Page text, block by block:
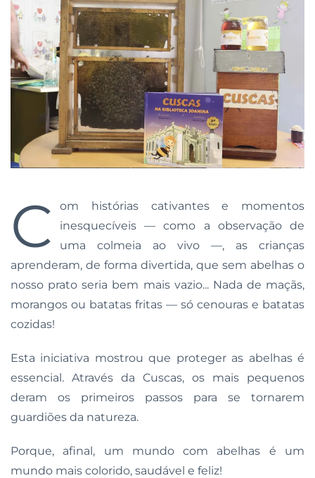
C
om histórias cativantes e momentos
inesquecíveis — como a observação de
uma colmeia ao vivo —, as crianças
aprenderam, de forma divertida, que sem abelhas o
nosso prato seria bem mais vazio... Nada de maçãs,
morangos ou batatas fritas — só cenouras e batatas
cozidas!
Esta iniciativa mostrou que proteger as abelhas é
essencial. Através da Cuscas, os mais pequenos
deram os primeiros passos para se tornarem
guardiões da natureza.
Porque, afinal, um mundo com abelhas é um
mundo mais colorido, saudável e feliz!